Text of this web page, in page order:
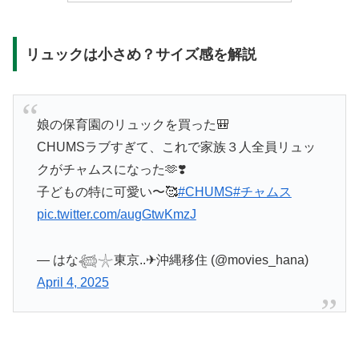
リュックは小さめ？サイズ感を解説
娘の保育園のリュックを買った🎒
CHUMSラブすぎて、これで家族３人全員リュッ
クがチャムスになった🫶❣️
子どもの特に可愛い〜🥰#CHUMS#チャムス
pic.twitter.com/augGtwKmzJ
— はな𓆉𓇼東京..✈︎沖縄移住 (@movies_hana)
April 4, 2025